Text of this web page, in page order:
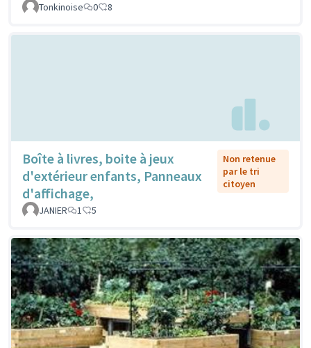
Tonkinoise
0 8
Boîte à livres, boite à jeux
d'extérieur enfants, Panneaux
d'affichage,
Non retenue
par le tri
citoyen
JANIER 1 5